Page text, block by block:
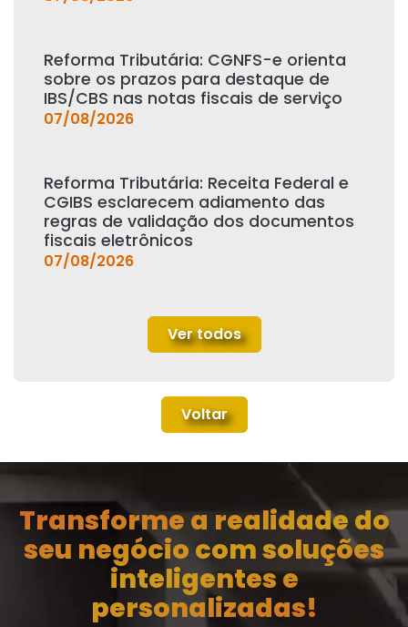
Reforma Tributária: CGNFS-e orienta
sobre os prazos para destaque de
IBS/CBS nas notas fiscais de serviço
07/08/2026
Reforma Tributária: Receita Federal e
CGIBS esclarecem adiamento das
regras de validação dos documentos
fiscais eletrônicos
07/08/2026
Ver todos
Voltar
Transforme a realidade do
seu negócio com soluções
inteligentes e
personalizadas!